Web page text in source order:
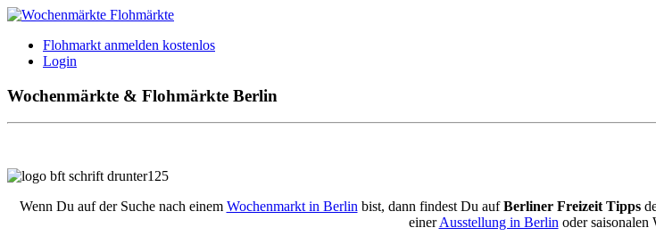
Flohmarkt anmelden kostenlos
Login
Wochenmärkte & Flohmärkte Berlin
Wenn Du auf der Suche nach einem Wochenmarkt in Berlinbist, dann findest Du aufBerliner Freizeit Tipps
einerAusstellung in Berlinoder saisonalen